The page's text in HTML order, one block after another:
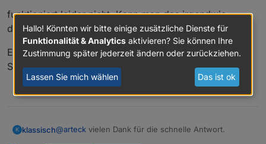
funktioniert leider nicht. Kann man das irgendwie
debuggen?
Edit: Sehe gerade, habe da ein blank zu viel! Neues
Spiel neues Glück
0
K klassisch@arteck vielen Dank für die schnelle Antwort.
Hallo! Könnten wir bitte einige zusätzliche Dienste für
Funktionalität & Analytics aktivieren? Sie können Ihre
Zustimmung später jederzeit ändern oder zurückziehen.
Lassen Sie mich wählen Das ist ok